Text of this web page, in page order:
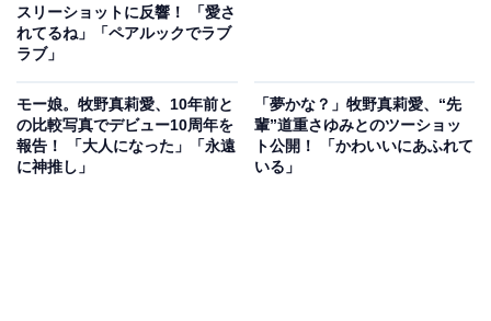
スリーショットに反響！ 「愛さ
れてるね」「ペアルックでラブ
ラブ」
モー娘。牧野真莉愛、10年前と
の比較写真でデビュー10周年を
報告！ 「大人になった」「永遠
に神推し」
「夢かな？」牧野真莉愛、“先
輩”道重さゆみとのツーショッ
ト公開！ 「かわいいにあふれて
いる」